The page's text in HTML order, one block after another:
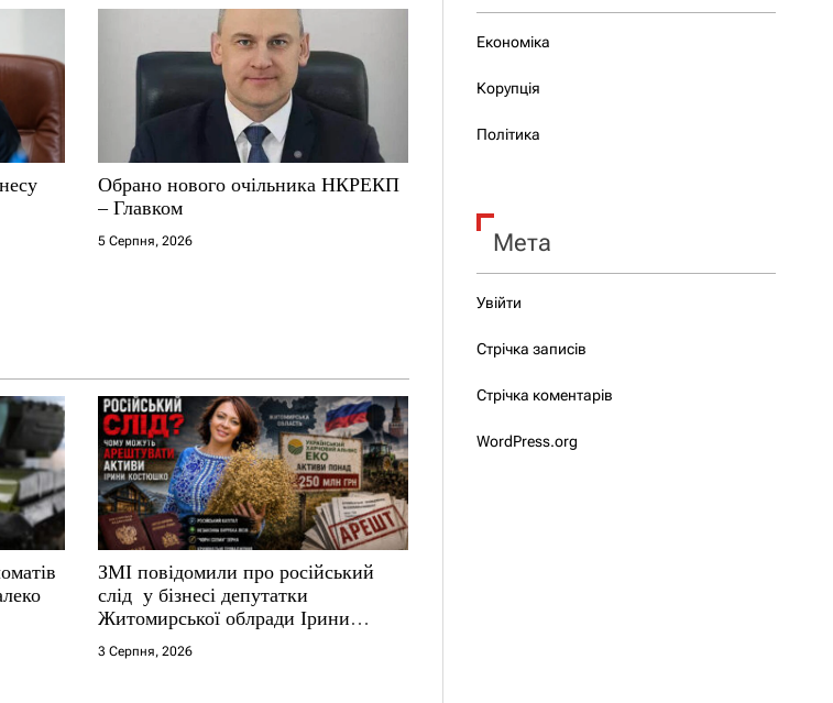
Обрано нового очільника НКРЕКП
– Главком
5 Серпня, 2026
ЗМІ повідомили про російський
слід у бізнесі депутатки
Житомирської облради Ірини
Костюшко та чому можуть
арештувати її активи
3 Серпня, 2026
Економіка
Корупція
Політика
Мета
Увійти
Стрічка записів
Стрічка коментарів
WordPress.org